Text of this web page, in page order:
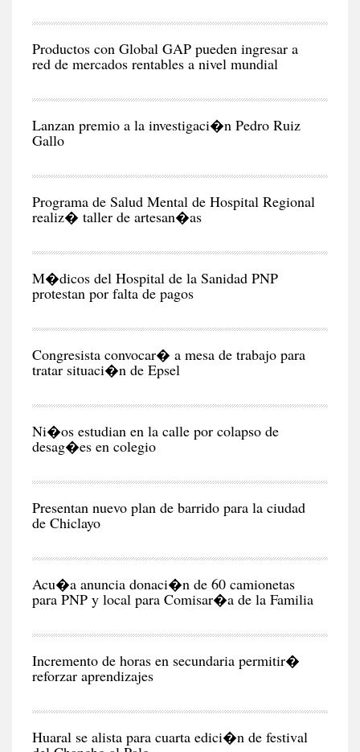
Productos con Global GAP pueden ingresar a
red de mercados rentables a nivel mundial
Lanzan premio a la investigaci�n Pedro Ruiz
Gallo
Programa de Salud Mental de Hospital Regional
realiz� taller de artesan�as
M�dicos del Hospital de la Sanidad PNP
protestan por falta de pagos
Congresista convocar� a mesa de trabajo para
tratar situaci�n de Epsel
Ni�os estudian en la calle por colapso de
desag�es en colegio
Presentan nuevo plan de barrido para la ciudad
de Chiclayo
Acu�a anuncia donaci�n de 60 camionetas
para PNP y local para Comisar�a de la Familia
Incremento de horas en secundaria permitir�
reforzar aprendizajes
Huaral se alista para cuarta edici�n de festival